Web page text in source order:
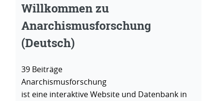
Willkommen zu
Anarchismusforschung
(Deutsch)
39 Beiträge
Anarchismusforschung
ist eine interaktive Website und Datenbank in